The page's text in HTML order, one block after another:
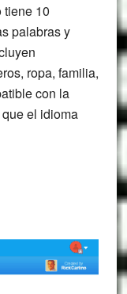
tiene 10
palabras y
ropa, familia,
con la
el idioma